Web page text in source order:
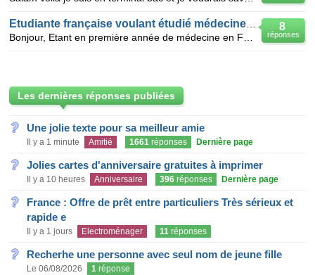
8
réponses
Les dernières réponses publiées
Une jolie texte pour sa meilleur amie
Il y a 1 minute Amitié 1661 réponses Dernière page
Jolies cartes d'anniversaire gratuites à imprimer
Il y a 10 heures Anniversaire 396 réponses Dernière page
France : Offre de prêt entre particuliers Très sérieux et
rapide e
Il y a 1 jours Electroménager 11 réponses
Recherhe une personne avec seul nom de jeune fille
Le 06/08/2026 1 réponse